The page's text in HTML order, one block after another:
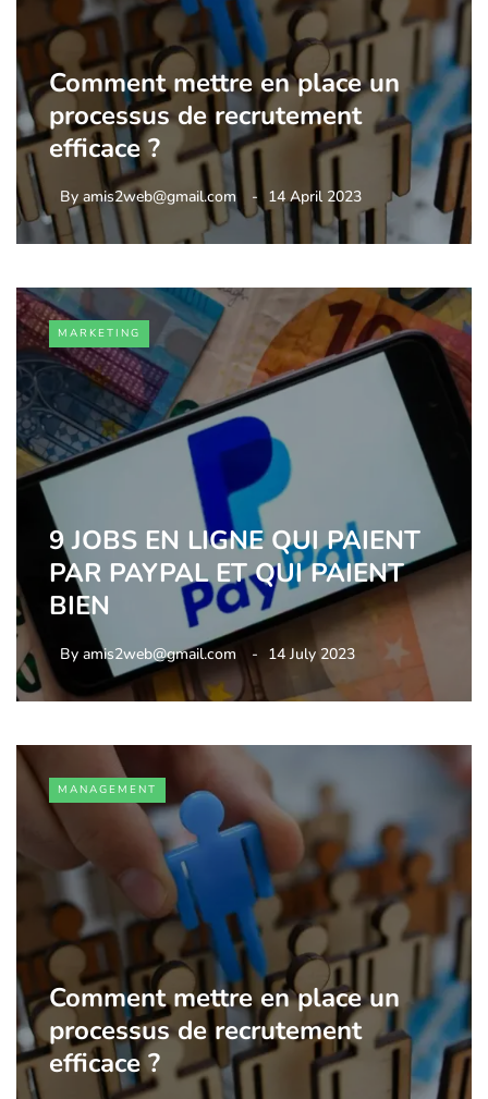
Comment mettre en place un
processus de recrutement
efficace ?
By amis2web@gmail.com 14 April 2023
MARKETING
9 JOBS EN LIGNE QUI PAIENT
PAR PAYPAL ET QUI PAIENT
BIEN
By amis2web@gmail.com 14 July 2023
MANAGEMENT
Comment mettre en place un
processus de recrutement
efficace ?